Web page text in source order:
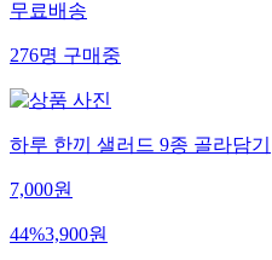
무료배송
276명구매중
하루 한끼 샐러드 9종 골라담기
7,000원
44%3,900원